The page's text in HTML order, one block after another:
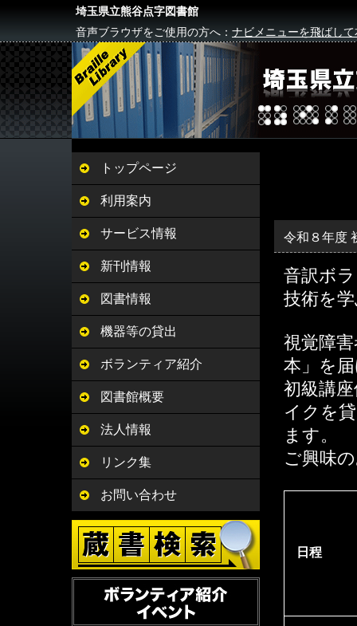
埼玉県立熊谷点字図書館
音声ブラウザをご使用の方へ： ナビメニューを飛ばし
令和８年度
音訳ボ
技術を
視覚障
本」を
初級講
イクを
ます。
ご興味
日程
トップページ
利用案内
サービス情報
新刊情報
図書情報
機器等の貸出
ボランティア紹介
図書館概要
法人情報
リンク集
お問い合わせ